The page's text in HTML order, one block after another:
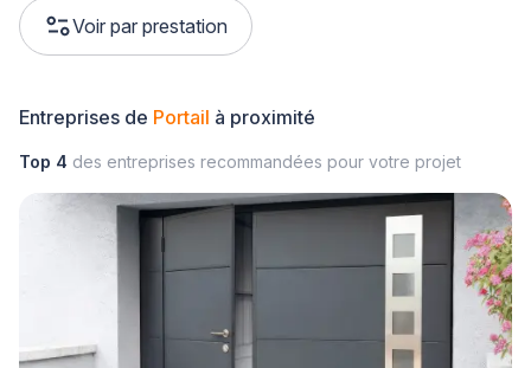
Voir par prestation
Entreprises de Portail à proximité
Top 4 des entreprises recommandées pour votre projet